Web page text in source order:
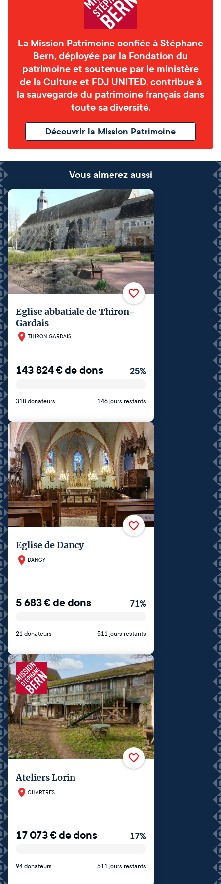
La Mission Patrimoine confiée à Stéphane
Bern, déployée par la Fondation du
patrimoine et soutenue par le ministère
de la Culture et FDJ UNITED, contribue à
la sauvegarde du patrimoine français dans
toute sa diversité.
Découvrir la Mission Patrimoine
Vous aimerez aussi
Eglise abbatiale de Thiron-
Gardais
THIRON GARDAIS
143 824€de dons 25%
318 donateurs 146 jours restants
Eglise de Dancy
DANCY
5 683€de dons 71%
21 donateurs 511 jours restants
Ateliers Lorin
CHARTRES
17 073€de dons 17%
94 donateurs 511 jours restants